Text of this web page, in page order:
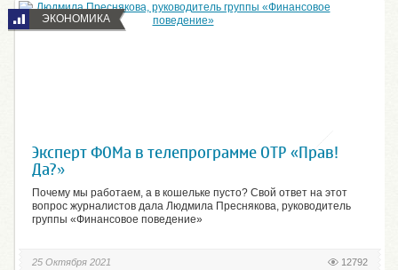
ЭКОНОМИКА
Эксперт ФОМа в телепрограмме ОТР «Прав!
Да?»
Почему мы работаем, а в кошельке пусто? Свой ответ на этот
вопрос журналистов дала Людмила Преснякова, руководитель
группы «Финансовое поведение»
12792
25 Октября 2021